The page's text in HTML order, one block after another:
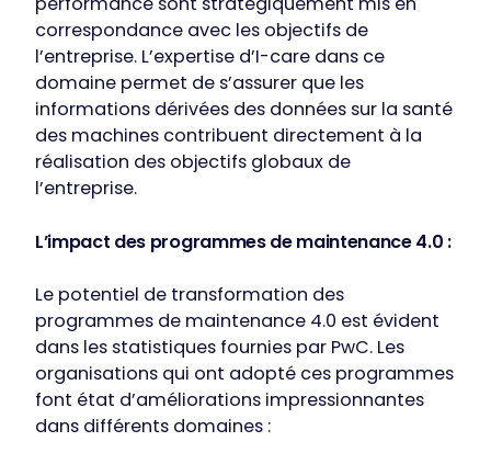
correspondance avec les objectifs de
l’entreprise. L’expertise d’I-care dans ce
domaine permet de s’assurer que les
informations dérivées des données sur la santé
des machines contribuent directement à la
réalisation des objectifs globaux de
l’entreprise.
L’impact des programmes de maintenance 4.0 :
Le potentiel de transformation des
programmes de maintenance 4.0 est évident
dans les statistiques fournies par PwC. Les
organisations qui ont adopté ces programmes
font état d’améliorations impressionnantes
dans différents domaines :